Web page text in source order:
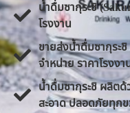
น้ำดื่มซากุระชิ
โรงงาน
ขายส่งน้ำดื่มซากุระ
จำหน่าย ราคาโรงงา
น้ำดื่มซากุระชิ ผลิตด้
สะอาด ปลอดภัยทุก